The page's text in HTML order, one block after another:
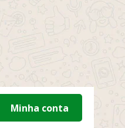
Minha conta